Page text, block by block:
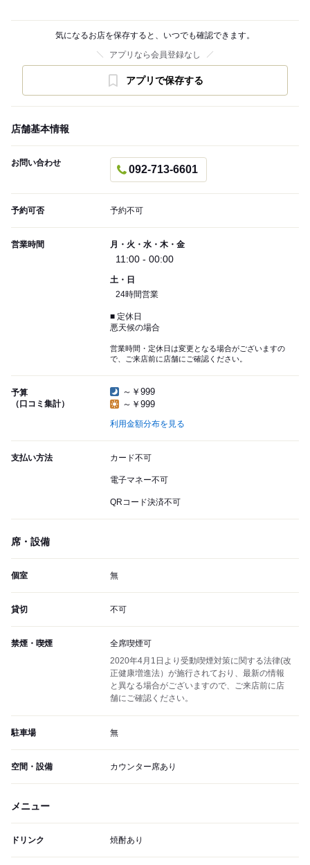
気になるお店を保存すると、いつでも確認できます。
アプリなら会員登録なし
アプリで保存する
店舗基本情報
お問い合わせ
092-713-6601
予約可否 予約不可
営業時間 月・火・水・木・金
11:00 - 00:00
土・日
24時間営業
■ 定休日
悪天候の場合
営業時間・定休日は変更となる場合がございますの
で、ご来店前に店舗にご確認ください。
予算
（口コミ集計）
～￥999
～￥999
利用金額分布を見る
支払い方法 カード不可
電子マネー不可
QRコード決済不可
席・設備
個室 無
貸切 不可
禁煙・喫煙
全席喫煙可
2020年4月1日より受動喫煙対策に関する法律(改
正健康増進法）が施行されており、最新の情報
と異なる場合がございますので、ご来店前に店
舗にご確認ください。
駐車場 無
空間・設備 カウンター席あり
メニュー
ドリンク 焼酎あり